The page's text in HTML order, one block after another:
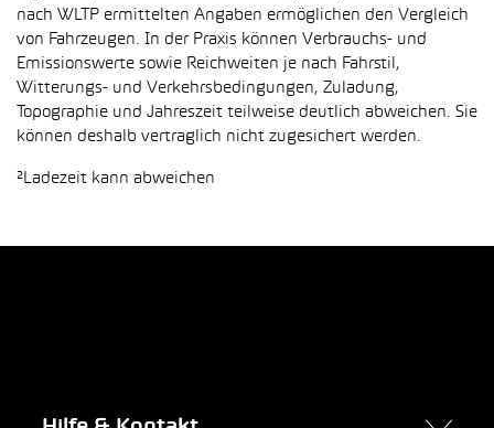
nach WLTP ermittelten Angaben ermöglichen den Vergleich
von Fahrzeugen. In der Praxis können Verbrauchs- und
Emissionswerte sowie Reichweiten je nach Fahrstil,
Witterungs- und Verkehrsbedingungen, Zuladung,
Topographie und Jahreszeit teilweise deutlich abweichen. Sie
können deshalb vertraglich nicht zugesichert werden.
²Ladezeit kann abweichen